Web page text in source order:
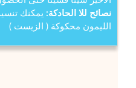
نصائح للا الحادكة: يمكنك
الليمون محكوكة ( الزيست )